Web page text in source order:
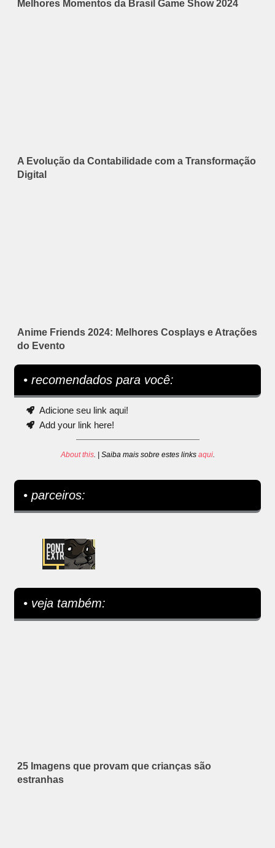
Melhores Momentos da Brasil Game Show 2024
A Evolução da Contabilidade com a Transformação
Digital
Anime Friends 2024: Melhores Cosplays e Atrações
do Evento
• recomendados para você:
Adicione seu link aqui!
Add your link here!
About this. | Saiba mais sobre estes links aqui.
• parceiros:
• veja também:
25 Imagens que provam que crianças são
estranhas